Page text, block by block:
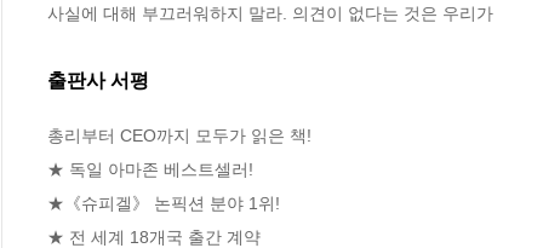
사실에 대해 부끄러워하지 말라. 의견이 없다는 것은 우리가
출판사 서평
총리부터 CEO까지 모두가 읽은 책!
★ 독일 아마존 베스트셀러!
★《슈피겔》 논픽션 분야 1위!
★ 전 세계 18개국 출간 계약